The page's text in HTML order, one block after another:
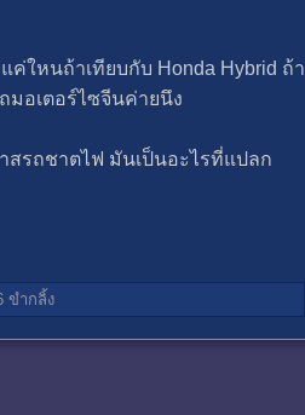
ค่ใหนถ้าเทียบกับ Honda Hybrid ถ้า
มอเตอร์ไซจีนค่ายนึง
สรถชาตไฟ มันเป็นอะไรที่แปลก
ขำกลิ้ง